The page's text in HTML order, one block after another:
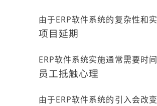
由于ERP软件系统的复杂性和
项目延期
ERP软件系统实施通常需要时
员工抵触心理
由于ERP软件系统的引入会改